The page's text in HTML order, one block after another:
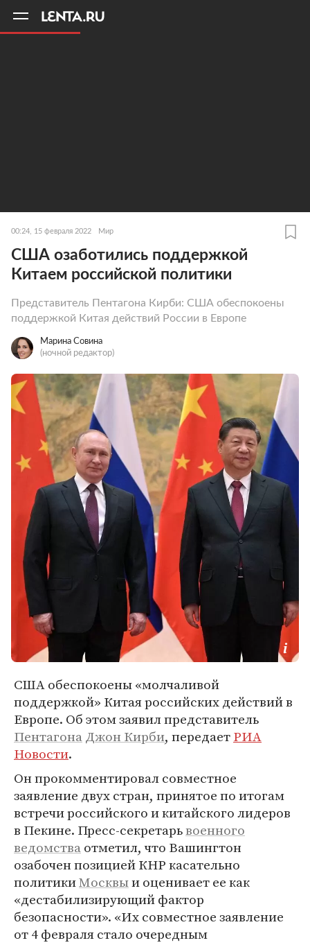
00:24, 15 февраля 2022 Мир
США озаботились поддержкой
Китаем российской политики
Представитель Пентагона Кирби: США обеспокоены
поддержкой Китая действий России в Европе
Марина Совина
(ночной редактор)
США обеспокоены «молчаливой
поддержкой» Китая российских действий в
Европе. Об этом заявил представитель
ПентагонаДжон Кирби, передаетРИА
Новости.
Он прокомментировал совместное
заявление двух стран, принятое по итогам
встречи российского и китайского лидеров
в Пекине. Пресс-секретарьвоенного
ведомстваотметил, что Вашингтон
озабочен позицией КНР касательно
политикиМосквыи оценивает ее как
«дестабилизирующий фактор
безопасности». «Их совместное заявление
от 4 февраля стало очередным